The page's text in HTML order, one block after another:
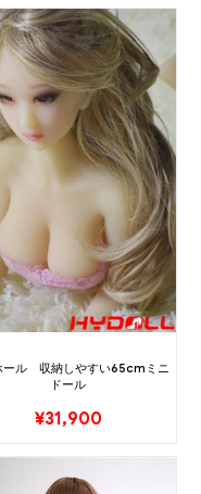
ール 収納しやすい65cmミニ
ドール
¥31,900